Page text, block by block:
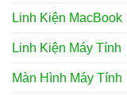
Linh Kiện MacBook
Linh Kiện Máy Tính
Màn Hình Máy Tính